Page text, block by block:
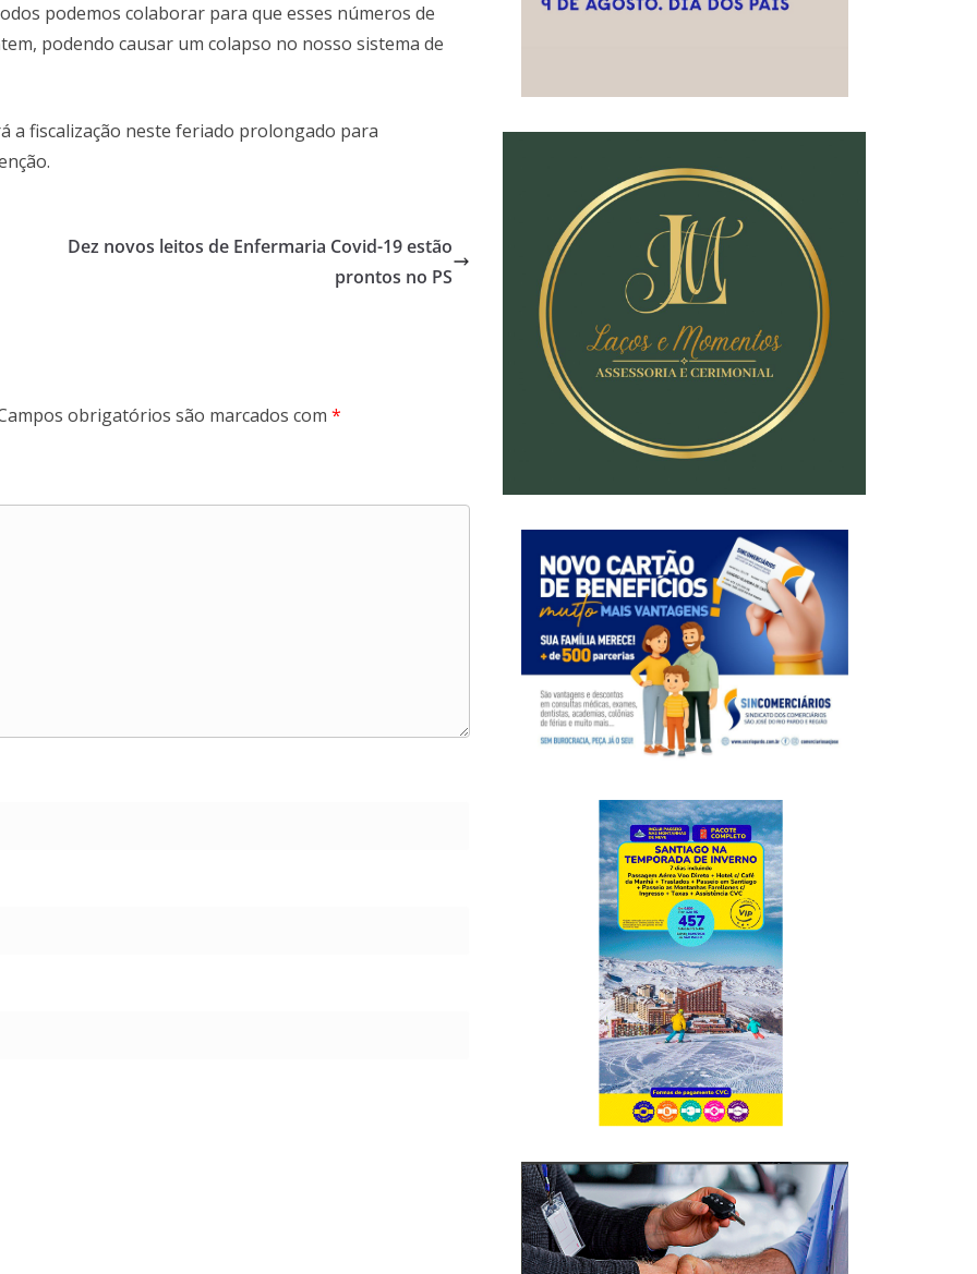
podemos colaborar para que esses números de
podendo causar um colapso no nosso sistema de
a fiscalização neste feriado prolongado para
Dez novos leitos de Enfermaria Covid-19 estão
prontos no PS
obrigatórios são marcados com *